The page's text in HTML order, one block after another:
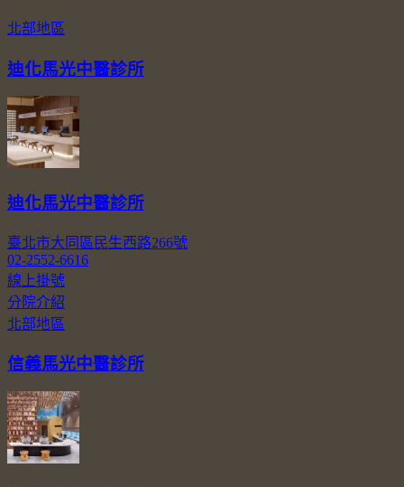
北部地區
迪化馬光中醫診所
迪化馬光中醫診所
臺北市大同區民生西路266號
02-2552-6616
線上掛號
分院介紹
北部地區
信義馬光中醫診所